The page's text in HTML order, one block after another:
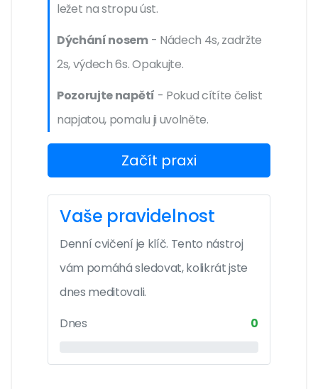
ležet na stropu úst.
Dýchání nosem- Nádech 4s, zadržte
2s, výdech 6s. Opakujte.
Pozorujte napětí - Pokud cítíte čelist
napjatou, pomalu ji uvolněte.
Začít praxi
Vaše pravidelnost
Denní cvičení je klíč. Tento nástroj
vám pomáhá sledovat, kolikrát jste
dnes meditovali.
Dnes
0